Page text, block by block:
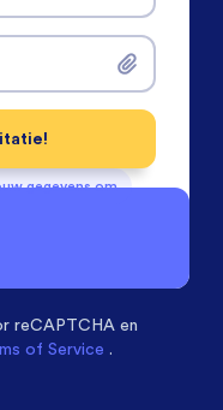
gegevens om
reCAPTCHA en
of Service .